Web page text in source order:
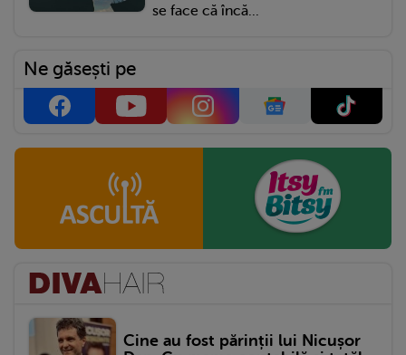
se face că încă...
Ne găsești pe
Cine au fost părinții lui Nicușor